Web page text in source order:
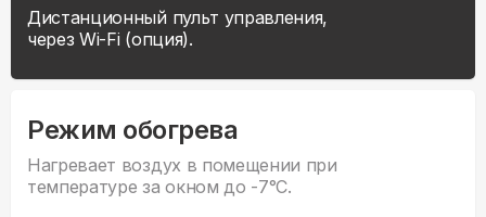
Дистанционный пульт управления,
через Wi-Fi (опция).
Режим обогрева
Нагревает воздух в помещении при
температуре за окном до -7°С.